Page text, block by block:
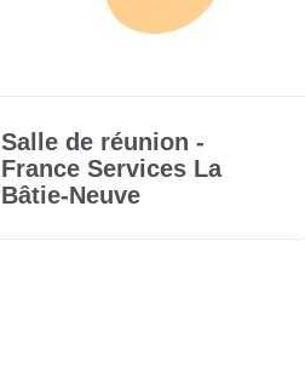
Salle de réunion -
France Services La
Bâtie-Neuve